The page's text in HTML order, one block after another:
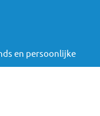
en persoonlijke